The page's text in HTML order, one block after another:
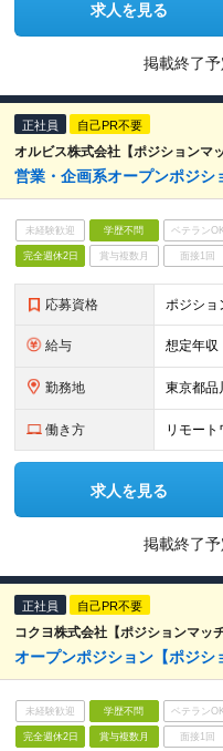
求人を見る
掲載終了予
正社員 自己PR不要
オルビス株式会社【ポジションマ
営業・企画系オープンポジシ
未経験歓迎 学歴不問 ベテラン
完全週休2日 賞与複数月 面接1回
応募資格
給与
勤務地
働き方 リモート
求人を見る
掲載終了予
正社員 自己PR不要
コクヨ株式会社【ポジションマッ
オープンポジション【ポジシ
未経験歓迎 学歴不問 ベテラン
完全週休2日 賞与複数月 面接1回